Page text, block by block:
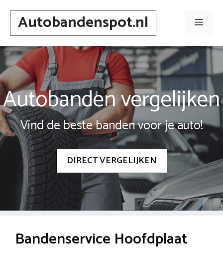
Spring
inhoudAutobandenspot.nl Menu
Autobanden vergelijken
Vind de beste banden voor je auto!
DIRECT VERGELIJKEN
Bandenservice Hoofdplaat